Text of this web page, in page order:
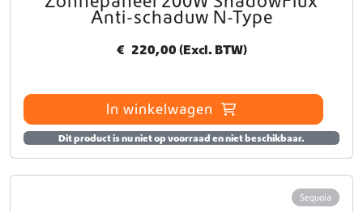
Anti-schaduw N-Type
€ 220,00 (Excl. BTW)
In winkelwagen
Dit product is nu niet op voorraad en niet beschikbaar.
Sequoia